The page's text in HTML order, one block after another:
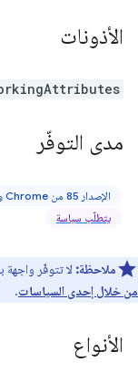
الأذونات
مدى التوفّر
الإصدار 85 من Chrome والإصدارات الأحدث
يتطلّب سياسة
ملاحظة: لا تتوفّر واجهة
من خلال إحدى السياسات.
الأنواع